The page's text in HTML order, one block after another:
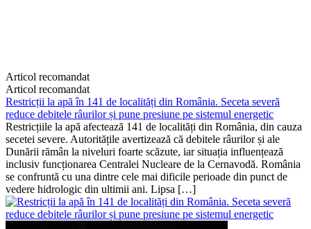
Articol recomandat
Articol recomandat
Restricții la apă în 141 de localități din România. Seceta severă
reduce debitele râurilor și pune presiune pe sistemul energetic
Restricțiile la apă afectează 141 de localități din România, din cauza
secetei severe. Autoritățile avertizează că debitele râurilor și ale
Dunării rămân la niveluri foarte scăzute, iar situația influențează
inclusiv funcționarea Centralei Nucleare de la Cernavodă. România
se confruntă cu una dintre cele mai dificile perioade din punct de
vedere hidrologic din ultimii ani. Lipsa […]